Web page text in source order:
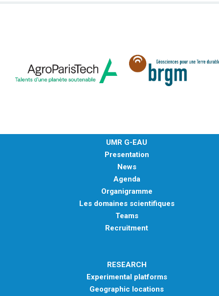
UMR G-EAU
Presentation
News
Agenda
Organigramme
Les domaines scientifiques
Teams
Recruitment
RESEARCH
Experimental platforms
Geographic locations